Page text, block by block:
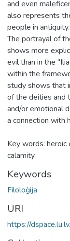
and even
also represents
people in antiquity.
The portrayal of
shows more
evil than in the
within the
study shows that
of the deities and
and/or emotional
a connection with
Key words: heroic
calamity
Keywords
Filoloģija
URI
https://